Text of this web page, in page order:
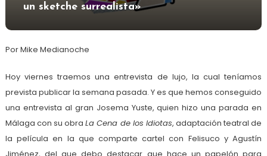
un sketche surrealista»
Por Mike Medianoche
Hoy viernes traemos una entrevista de lujo, la cual teníamos
prevista publicar la semana pasada. Y es que hemos conseguido
una entrevista al gran Josema Yuste, quien hizo una parada en
Málaga con su obraLa Cena de los Idiotas, adaptación teatral de
la película en la que comparte cartel con Felisuco y Agustín